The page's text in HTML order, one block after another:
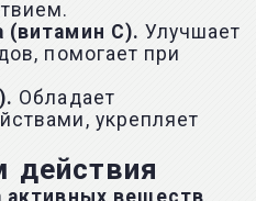
(витамин С). Улучшает
помогает при
Обладает
укрепляет
действия
активных веществ